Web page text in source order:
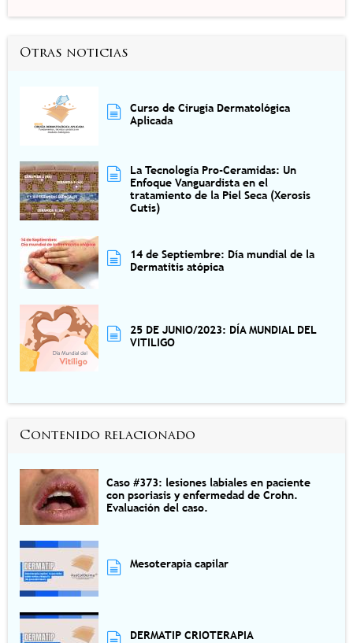
Otras noticias
Curso de Cirugía Dermatológica
Aplicada
La Tecnología Pro-Ceramidas: Un
Enfoque Vanguardista en el
tratamiento de la Piel Seca (Xerosis
Cutis)
14 de Septiembre: Día mundial de la
Dermatitis atópica
25 DE JUNIO/2023: DÍA MUNDIAL DEL
VITILIGO
Contenido relacionado
Caso #373: lesiones labiales en paciente
con psoriasis y enfermedad de Crohn.
Evaluación del caso.
Mesoterapia capilar
DERMATIP CRIOTERAPIA